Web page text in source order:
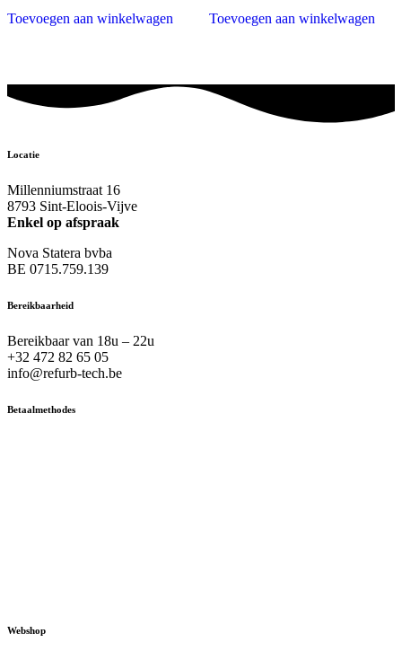
Toevoegen aan winkelwagen Toevoegen aan winkelwagen
Locatie
Millenniumstraat 16
8793 Sint-Eloois-Vijve
Enkel op afspraak
Nova Statera bvba
BE 0715.759.139
Bereikbaarheid
Bereikbaar van 18u – 22u
+32 472 82 65 05
info@refurb-tech.be
Betaalmethodes
Webshop